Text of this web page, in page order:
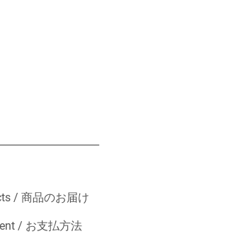
/ 商品のお届け
/ お支払方法